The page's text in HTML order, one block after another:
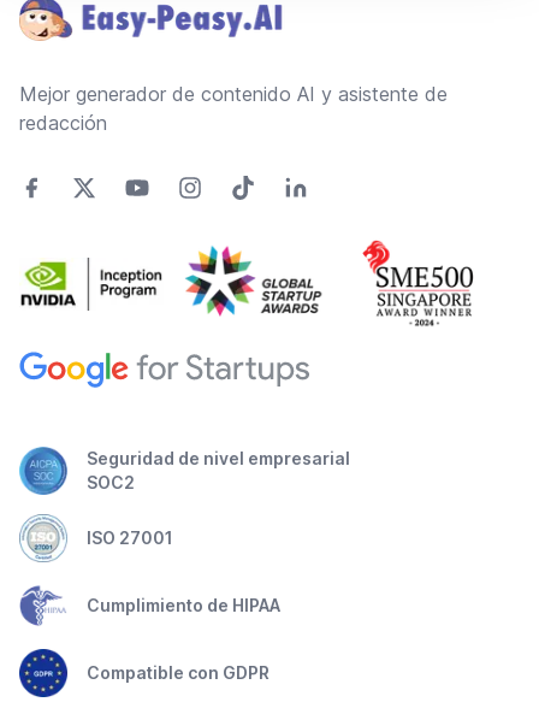
Mejor generador de contenido AI y asistente de
redacción
Seguridad de nivel empresarial
SOC2
ISO 27001
Cumplimiento de HIPAA
Compatible con GDPR